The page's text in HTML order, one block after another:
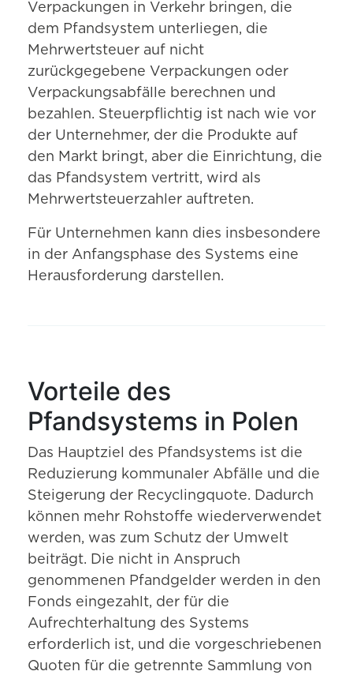
Verpackungen in Verkehr bringen, die
dem Pfandsystem unterliegen, die
Mehrwertsteuer auf nicht
zurückgegebene Verpackungen oder
Verpackungsabfälle berechnen und
bezahlen. Steuerpflichtig ist nach wie vor
der Unternehmer, der die Produkte auf
den Markt bringt, aber die Einrichtung, die
das Pfandsystem vertritt, wird als
Mehrwertsteuerzahler auftreten.
Für Unternehmen kann dies insbesondere
in der Anfangsphase des Systems eine
Herausforderung darstellen.
Vorteile des
Pfandsystems in Polen
Das Hauptziel des Pfandsystems ist die
Reduzierung kommunaler Abfälle und die
Steigerung der Recyclingquote. Dadurch
können mehr Rohstoffe wiederverwendet
werden, was zum Schutz der Umwelt
beiträgt. Die nicht in Anspruch
genommenen Pfandgelder werden in den
Fonds eingezahlt, der für die
Aufrechterhaltung des Systems
erforderlich ist, und die vorgeschriebenen
Quoten für die getrennte Sammlung von